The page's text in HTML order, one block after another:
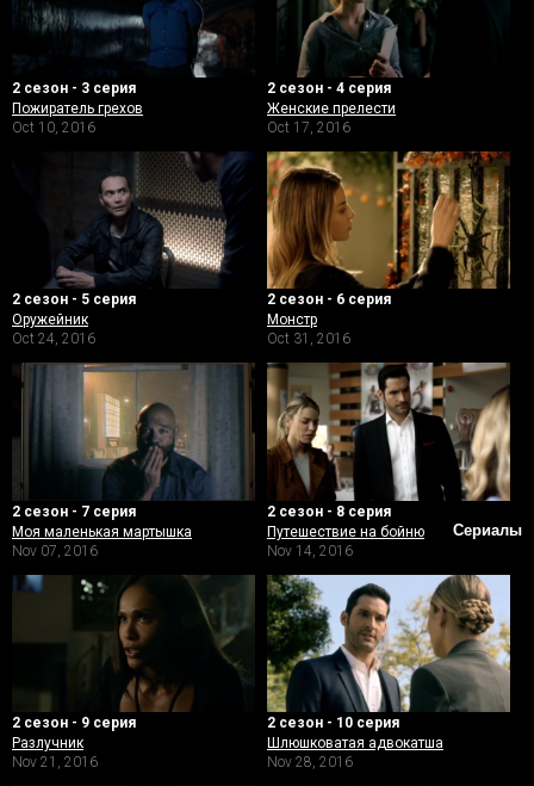
2 сезон - 3 серия
Пожиратель грехов
Oct 10, 2016
2 сезон - 4 серия
Женские прелести
Oct 17, 2016
2 сезон - 5 серия
Оружейник
Oct 24, 2016
2 сезон - 6 серия
Монстр
Oct 31, 2016
2 сезон - 7 серия
Моя маленькая мартышка
Nov 07, 2016
2 сезон - 8 серия
Путешествие на бойню
Nov 14, 2016
2 сезон - 9 серия
Разлучник
Nov 21, 2016
2 сезон - 10 серия
Шлюшковатая адвокатша
Nov 28, 2016
Сериалы